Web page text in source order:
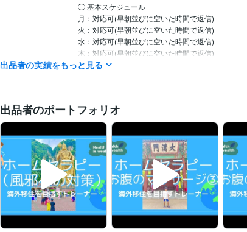
◯ 基本スケジュール
月：対応可(早朝並びに空いた時間で返信)
火：対応可(早朝並びに空いた時間で返信)
水：対応可(早朝並びに空いた時間で返信)
木：対応可(早朝並びに空いた時間で返信)
金：対応可(早朝並びに空いた時間で返信)
日：対応可(早朝並びに空いた時間で返信)
経験職種 ライフスタイル・その他 / 講師・インストラクター
職歴 アップライフ治療院 2013年12月 ~ 現在
アップライフオンライン 2023年2月 ~ 現在
受賞歴 コーチングクリニック「トレーナーの現場」
資格・検定 鍼灸師 取得年 : 2008年
あん摩マッサージ指圧師 取得年 : 2008年
公認アスレティックトレーナー 取得年 : 2015年
出品者の実績をもっと見る
出品者のポートフォリオ